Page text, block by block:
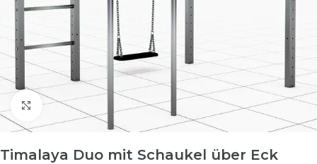
Click to enlarge
Timalaya Duo mit Schaukel über Eck